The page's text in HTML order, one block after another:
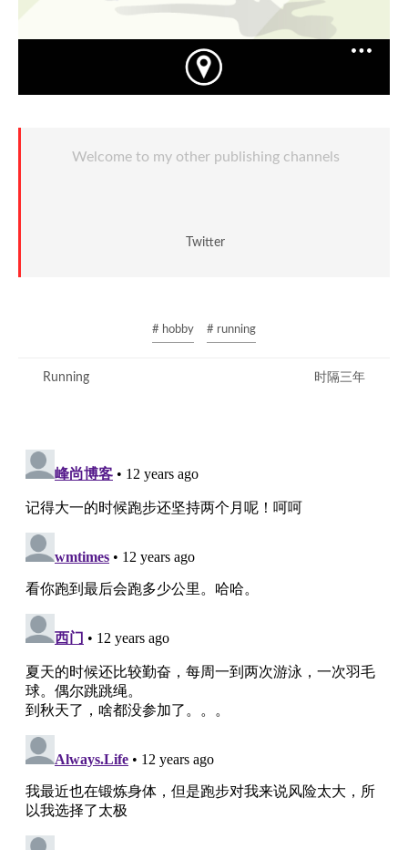
Welcome to my other publishing channels
Twitter
# hobby # running
Running 时隔三年